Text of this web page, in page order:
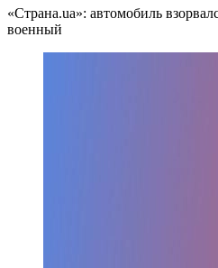
«Страна.ua»: автомобиль
военный